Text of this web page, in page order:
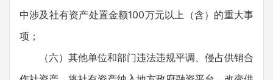
中涉及社有资产处置金额100万元以上（含）的重大事
项；
（六）其他单位和部门违法违规平调、侵占供销合